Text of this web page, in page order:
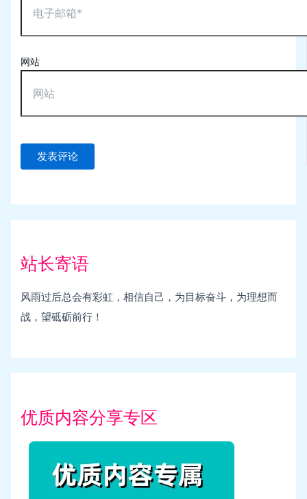
网站
站长寄语
风雨过后总会有彩虹，相信自己，为目标奋斗，为理想而
战，望砥砺前行！
优质内容分享专区